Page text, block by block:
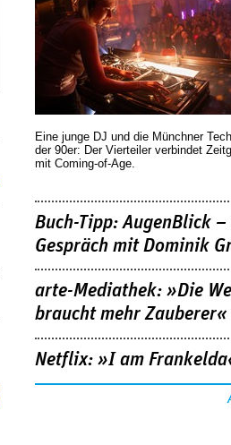
Eine junge DJ und die Münchner
der 90er: Der Vierteiler verbindet
mit Coming-of-Age.
Buch-Tipp: AugenBlick –
Gespräch mit Dominik
arte-Mediathek: »Die
braucht mehr Zauberer«
Netflix: »I am